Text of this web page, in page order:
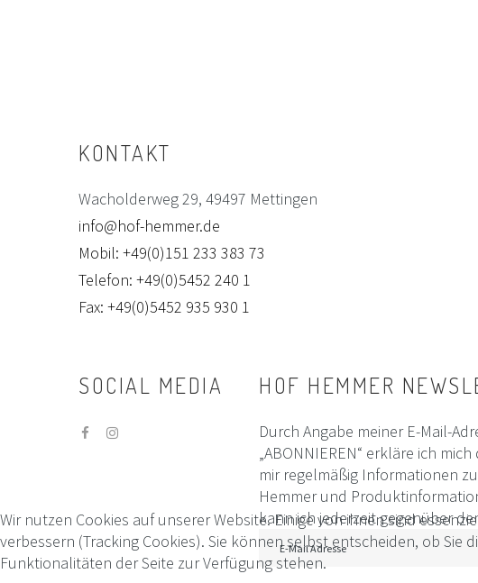
KONTAKT
Wacholderweg 29, 49497 Mettingen
info@hof-hemmer.de
Mobil: +49(0)151 233 383 73
Telefon: +49(0)5452 240 1
Fax: +49(0)5452 935 930 1
SOCIAL MEDIA HOF HEMMER
Durch Angabe meiner E-Mail-
„ABONNIEREN“ erkläre ich
mir regelmäßig Informationen
Hemmer und
kann ich jederzeit gegenüber
Wir nutzen Cookies auf unserer Website. Einige von ihnen sind
verbessern (Tracking Cookies). Sie können selbst entscheiden, ob
Funktionalitäten der Seite zur Verfügung stehen.